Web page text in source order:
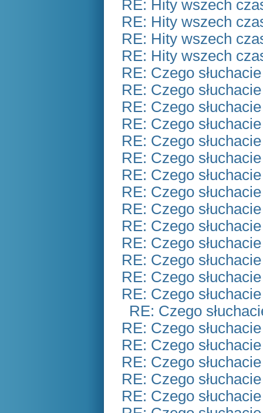
RE: Hity wszech
RE: Hity wszech
RE: Hity wszech
RE: Hity wszech
RE: Czego
RE: Czego
RE: Czego
RE: Czego
RE: Czego
RE: Czego
RE: Czego
RE: Czego
RE: Czego
RE: Czego
RE: Czego
RE: Czego
RE: Czego
RE: Czego
RE: Czego
RE: Czego
RE: Czego
RE: Czego
RE: Czego
RE: Czego